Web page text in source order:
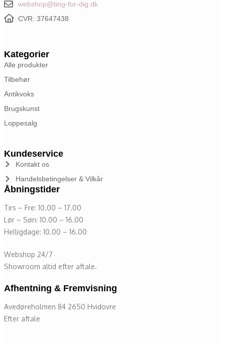
webshop@ting-for-dig.dk
CVR: 37647438
Kategorier
Alle produkter
Tilbehør
Antikvoks
Brugskunst
Loppesalg
Kundeservice
Kontakt os
Handelsbetingelser & Vilkår
Åbningstider
Tirs – Fre: 10.00 – 17.00
Lør – Søn: 10.00 – 16.00
Helligdage: 10.00 – 16.00
Webshop 24/7
Showroom altid efter aftale.
Afhentning & Fremvisning
Avedøreholmen 84 2650 Hvidovre
Efter aftale